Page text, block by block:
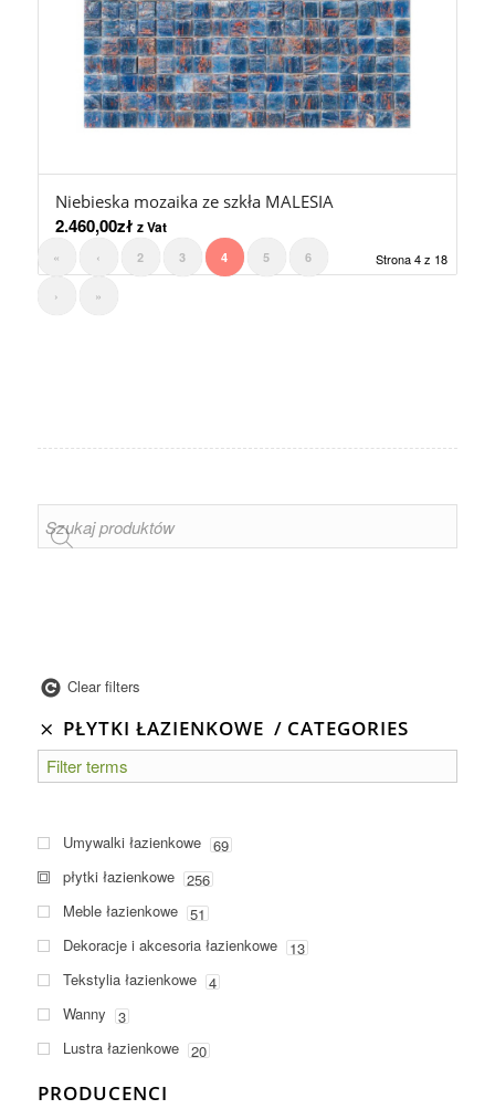
Niebieska mozaika ze szkła MALESIA
2.460,00zł z Vat
Strona 4 z 18
« ‹ 2 3 4 5 6
› »
Clear filters
PŁYTKI ŁAZIENKOWE CATEGORIES
Umywalki łazienkowe 69
płytki łazienkowe 256
Meble łazienkowe 51
Dekoracje i akcesoria łazienkowe 13
Tekstylia łazienkowe 4
Wanny
3
Lustra łazienkowe 20
PRODUCENCI